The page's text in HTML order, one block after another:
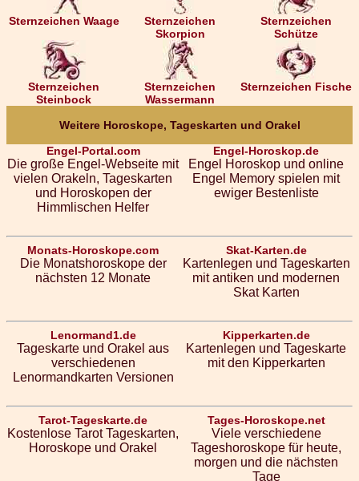
Sternzeichen Waage
Sternzeichen
Skorpion
Sternzeichen
Schütze
Sternzeichen
Steinbock
Sternzeichen
Wassermann
Sternzeichen Fische
Weitere Horoskope, Tageskarten und Orakel
Engel-Portal.com
Die große Engel-Webseite mit
vielen Orakeln, Tageskarten
und Horoskopen der
Himmlischen Helfer
Engel-Horoskop.de
Engel Horoskop und online
Engel Memory spielen mit
ewiger Bestenliste
Monats-Horoskope.com
Die Monatshoroskope der
nächsten 12 Monate
Skat-Karten.de
Kartenlegen und Tageskarten
mit antiken und modernen
Skat Karten
Lenormand1.de
Tageskarte und Orakel aus
verschiedenen
Lenormandkarten Versionen
Kipperkarten.de
Kartenlegen und Tageskarte
mit den Kipperkarten
Tarot-Tageskarte.de
Kostenlose Tarot Tageskarten,
Horoskope und Orakel
Tages-Horoskope.net
Viele verschiedene
Tageshoroskope für heute,
morgen und die nächsten
Tage